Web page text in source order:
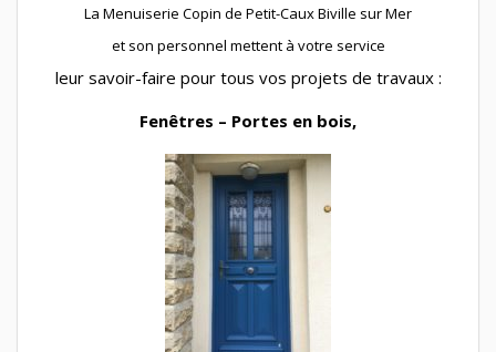
La Menuiserie Copin de Petit-Caux Biville sur Mer
et son personnel mettent à votre service
leur savoir-faire pour tous vos projets de travaux :
Fenêtres – Portes en bois,